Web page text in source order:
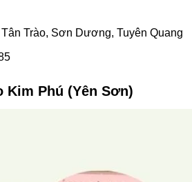
Trào, Sơn Dương, Tuyên Quang
Phú (Yên Sơn)